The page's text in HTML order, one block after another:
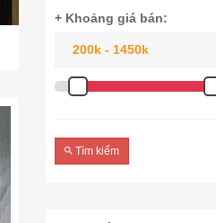
+ Khoảng giá bán:
Tìm kiếm